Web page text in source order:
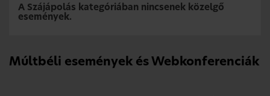
A Szájápolás kategóriában nincsenek közelgő
események.
Múltbéli események és Webkonferenciák